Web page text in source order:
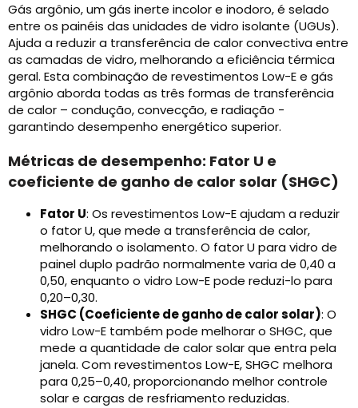
Gás argônio, um gás inerte incolor e inodoro, é selado
entre os painéis das unidades de vidro isolante (UGUs).
Ajuda a reduzir a transferência de calor convectiva entre
as camadas de vidro, melhorando a eficiência térmica
geral. Esta combinação de revestimentos Low-E e gás
argônio aborda todas as três formas de transferência
de calor – condução, convecção, e radiação -
garantindo desempenho energético superior.
Métricas de desempenho: Fator U e
coeficiente de ganho de calor solar (SHGC)
Fator U: Os revestimentos Low-E ajudam a reduzir
o fator U, que mede a transferência de calor,
melhorando o isolamento. O fator U para vidro de
painel duplo padrão normalmente varia de 0,40 a
0,50, enquanto o vidro Low-E pode reduzi-lo para
0,20–0,30.
SHGC (Coeficiente de ganho de calor solar): O
vidro Low-E também pode melhorar o SHGC, que
mede a quantidade de calor solar que entra pela
janela. Com revestimentos Low-E, SHGC melhora
para 0,25–0,40, proporcionando melhor controle
solar e cargas de resfriamento reduzidas.